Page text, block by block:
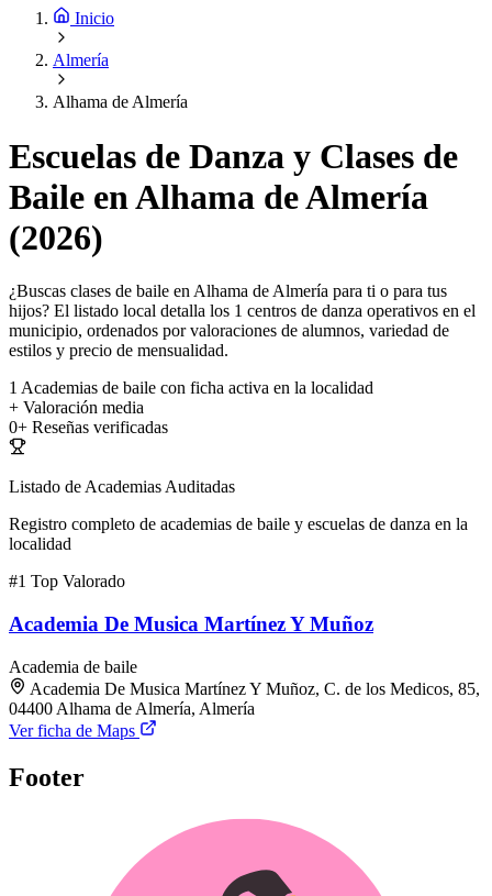
Inicio
Almería
Alhama de Almería
Escuelas de Danza y Clases de
Baile en Alhama de Almería
(2026)
¿Buscas clases de baile en Alhama de Almería para ti o para tus
hijos? El listado local detalla los 1 centros de danza operativos en el
municipio, ordenados por valoraciones de alumnos, variedad de
estilos y precio de mensualidad.
1 Academias de baile con ficha activa en la localidad
+ Valoración media
0+ Reseñas verificadas
Listado de Academias Auditadas
Registro completo de academias de baile y escuelas de danza en la
localidad
#1 Top Valorado
Academia De Musica Martínez Y Muñoz
Academia de baile
Academia De Musica Martínez Y Muñoz, C. de los Medicos, 85,
04400 Alhama de Almería, Almería
Ver ficha de Maps
Footer